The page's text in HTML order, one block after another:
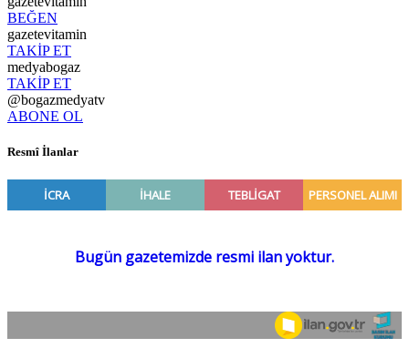
BEĞEN
gazetevitamin
TAKİP ET
medyabogaz
TAKİP ET
@bogazmedyatv
ABONE OL
Resmî İlanlar